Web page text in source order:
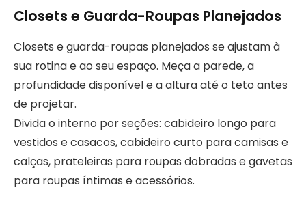
Closets e Guarda-Roupas Planejados
Closets e guarda-roupas planejados se ajustam à
sua rotina e ao seu espaço. Meça a parede, a
profundidade disponível e a altura até o teto antes
de projetar.
Divida o interno por seções: cabideiro longo para
vestidos e casacos, cabideiro curto para camisas e
calças, prateleiras para roupas dobradas e gavetas
para roupas íntimas e acessórios.